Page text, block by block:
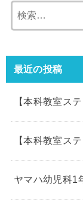
最近の投稿
【本科教室ス
【本科教室ス
ヤマハ幼児科1